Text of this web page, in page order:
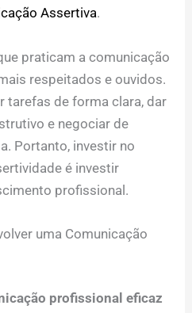
Assertiva.
praticam a comunicação
respeitados e ouvidos.
tarefas de forma clara, dar
e negociar de
Portanto, investir no
é investir
profissional.
uma Comunicação
profissional eficaz